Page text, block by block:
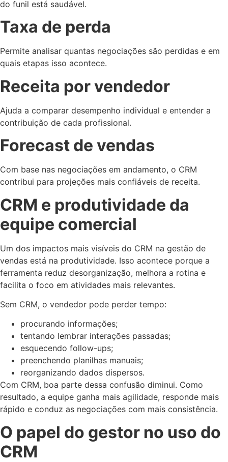
do funil está saudável.
Taxa de perda
Permite analisar quantas negociações são perdidas e em
quais etapas isso acontece.
Receita por vendedor
Ajuda a comparar desempenho individual e entender a
contribuição de cada profissional.
Forecast de vendas
Com base nas negociações em andamento, o CRM
contribui para projeções mais confiáveis de receita.
CRM e produtividade da
equipe comercial
Um dos impactos mais visíveis do CRM na gestão de
vendas está na produtividade. Isso acontece porque a
ferramenta reduz desorganização, melhora a rotina e
facilita o foco em atividades mais relevantes.
Sem CRM, o vendedor pode perder tempo:
procurando informações;
tentando lembrar interações passadas;
esquecendo follow-ups;
preenchendo planilhas manuais;
reorganizando dados dispersos.
Com CRM, boa parte dessa confusão diminui. Como
resultado, a equipe ganha mais agilidade, responde mais
rápido e conduz as negociações com mais consistência.
O papel do gestor no uso do
CRM